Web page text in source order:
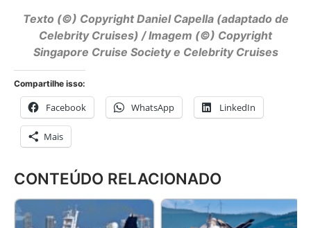
Texto (©) Copyright Daniel Capella (adaptado de
Celebrity Cruises) / Imagem (©) Copyright
Singapore Cruise Society e Celebrity Cruises
Compartilhe isso:
Facebook WhatsApp LinkedIn
Mais
CONTEÚDO RELACIONADO